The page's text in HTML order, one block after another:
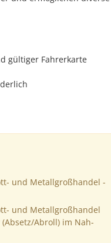
gültiger Fahrerkarte
und Metallgroßhandel -
und Metallgroßhandel
Abroll) im Nah-